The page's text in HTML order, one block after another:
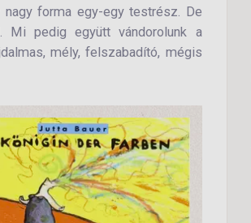
forma egy-egy testrész. De
Mi pedig együtt vándorolunk a
mély, felszabadító, mégis